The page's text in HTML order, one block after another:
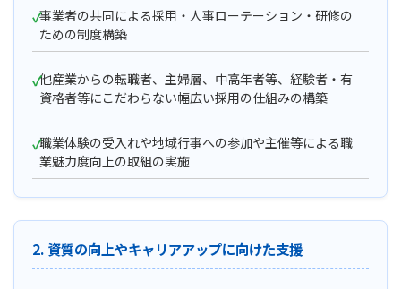
事業者の共同による採用・人事ローテーション・研修の
ための制度構築
他産業からの転職者、主婦層、中高年者等、経験者・有
資格者等にこだわらない幅広い採用の仕組みの構築
職業体験の受入れや地域行事への参加や主催等による職
業魅力度向上の取組の実施
2. 資質の向上やキャリアアップに向けた支援